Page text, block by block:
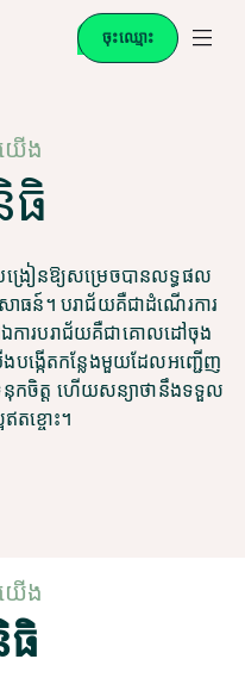
ចុះឈ្មោះ
ើង
រៀនឱ្យសម្រេចបានលទ្ធផល
ោធន៍។ បរាជ័យគឺជាដំណើរការ
ឯការបរាជ័យគឺជាគោលដៅចុង
ង្កើតកន្លែងមួយដែលអញ្ជើញ
កចិត្ត ហើយសន្យាថានឹងទទួល
តខ្ចោះ។
ើង